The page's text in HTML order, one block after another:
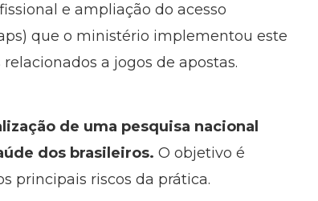
e ampliação do acesso
que o ministério implementou este
a jogos de apostas.
de uma pesquisa nacional
dos brasileiros. O objetivo é
principais riscos da prática.